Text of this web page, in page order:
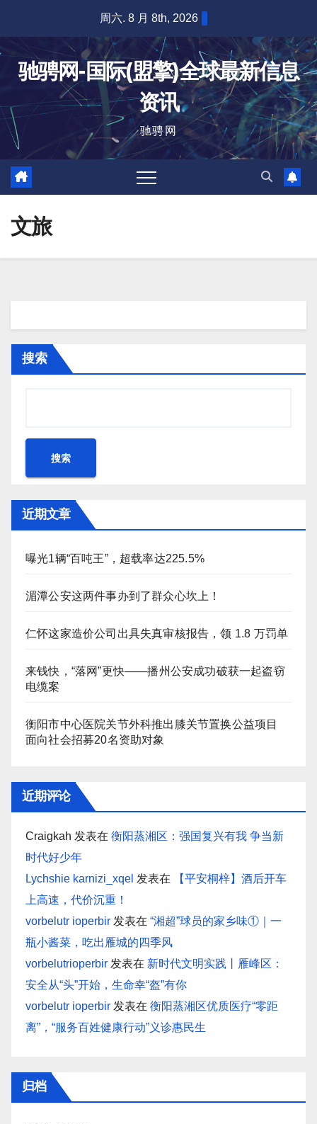
内
周六. 8 月 8th, 2026
驰骋网-国际(盟擎)全球最新信息
资讯
驰骋网
文旅
搜索
搜索
近期文章
曝光1辆“百吨王”，超载率达225.5%
湄潭公安这两件事办到了群众心坎上！
仁怀这家造价公司出具失真审核报告，领 1.8 万罚单
来钱快，“落网”更快——播州公安成功破获一起盗窃
电缆案
衡阳市中心医院关节外科推出膝关节置换公益项目
面向社会招募20名资助对象
近期评论
Craigkah 发表在 衡阳蒸湘区：强国复兴有我 争当新
时代好少年
Lychshie karnizi_xqel 发表在
【平安桐梓】酒后开车
上高速，代价沉重！
vorbelutr ioperbir 发表在 “湘超”球员的家乡味①｜一
瓶小酱菜，吃出雁城的四季风
vorbelutrioperbir 发表在 新时代文明实践丨雁峰区：
安全从“头”开始，生命幸“盔”有你
vorbelutr ioperbir 发表在 衡阳蒸湘区优质医疗“零距
离”，“服务百姓健康行动”义诊惠民生
归档